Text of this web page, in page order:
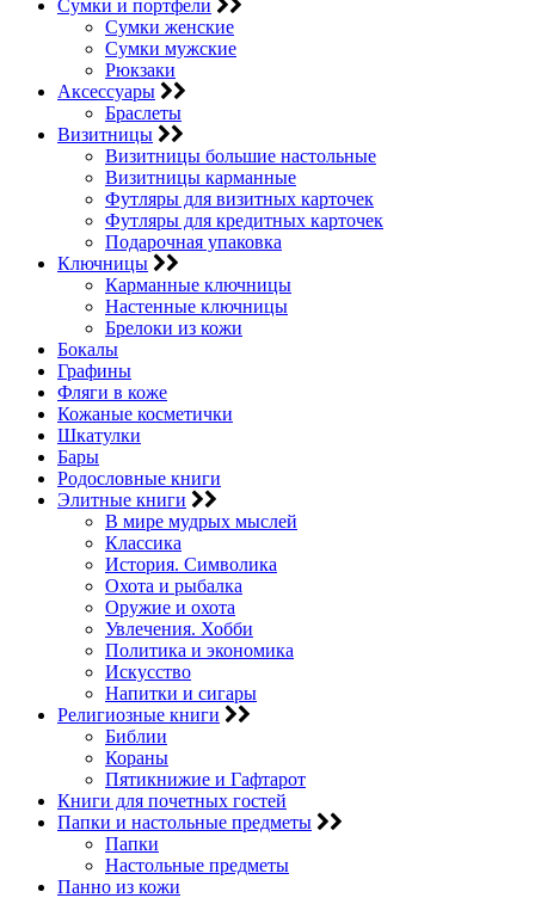
Сумки и портфели
Сумки женские
Сумки мужские
Рюкзаки
Аксессуары
Браслеты
Визитницы
Визитницы большие настольные
Визитницы карманные
Футляры для визитных карточек
Футляры для кредитных карточек
Подарочная упаковка
Ключницы
Карманные ключницы
Настенные ключницы
Брелоки из кожи
Бокалы
Графины
Фляги в коже
Кожаные косметички
Шкатулки
Бары
Родословные книги
Элитные книги
В мире мудрых мыслей
Классика
История. Символика
Охота и рыбалка
Оружие и охота
Увлечения. Хобби
Политика и экономика
Искусство
Напитки и сигары
Религиозные книги
Библии
Кораны
Пятикнижие и Гафтарот
Книги для почетных гостей
Папки и настольные предметы
Папки
Настольные предметы
Панно из кожи